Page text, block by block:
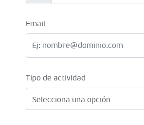
Email
Tipo de actividad